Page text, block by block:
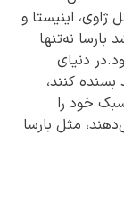
ژاوی، اینیستا و
نه‌تنها
دنیای
بسنده کنند،
خود را
مثل بارسا